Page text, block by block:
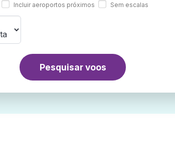
Incluir aeroportos próximos Sem escalas
Pesquisar voos